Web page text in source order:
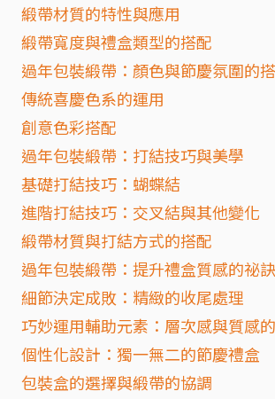
緞帶材質的特性與應用
緞帶寬度與禮盒類型的搭配
過年包裝緞帶：顏色與節慶氛圍的
傳統喜慶色系的運用
創意色彩搭配
過年包裝緞帶：打結技巧與美學
基礎打結技巧：蝴蝶結
進階打結技巧：交叉結與其他變化
緞帶材質與打結方式的搭配
過年包裝緞帶：提升禮盒質感的祕訣
細節決定成敗：精緻的收尾處理
巧妙運用輔助元素：層次感與質感
個性化設計：獨一無二的節慶禮盒
包裝盒的選擇與緞帶的協調